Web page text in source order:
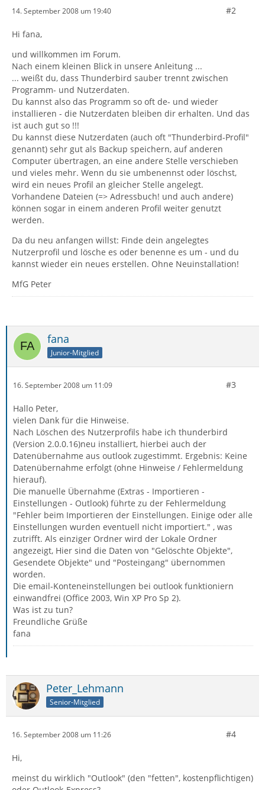
14. September 2008 um 19:40 #2
Hi fana,
und willkommen im Forum.
Nach einem kleinen Blick in unsere Anleitung ...
... weißt du, dass Thunderbird sauber trennt zwischen
Programm- und Nutzerdaten.
Du kannst also das Programm so oft de- und wieder
installieren - die Nutzerdaten bleiben dir erhalten. Und das
ist auch gut so !!!
Du kannst diese Nutzerdaten (auch oft "Thunderbird-Profil"
genannt) sehr gut als Backup speichern, auf anderen
Computer übertragen, an eine andere Stelle verschieben
und vieles mehr. Wenn du sie umbenennst oder löschst,
wird ein neues Profil an gleicher Stelle angelegt.
Vorhandene Dateien (=> Adressbuch! und auch andere)
können sogar in einem anderen Profil weiter genutzt
werden.
Da du neu anfangen willst: Finde dein angelegtes
Nutzerprofil und lösche es oder benenne es um - und du
kannst wieder ein neues erstellen. Ohne Neuinstallation!
MfG Peter
fana
Junior-Mitglied
16. September 2008 um 11:09 #3
Hallo Peter,
vielen Dank für die Hinweise.
Nach Löschen des Nutzerprofils habe ich thunderbird
(Version 2.0.0.16)neu installiert, hierbei auch der
Datenübernahme aus outlook zugestimmt. Ergebnis: Keine
Datenübernahme erfolgt (ohne Hinweise / Fehlermeldung
hierauf).
Die manuelle Übernahme (Extras - Importieren -
Einstellungen - Outlook) führte zu der Fehlermeldung
"Fehler beim Importieren der Einstellungen. Einige oder alle
Einstellungen wurden eventuell nicht importiert." , was
zutrifft. Als einziger Ordner wird der Lokale Ordner
angezeigt, Hier sind die Daten von "Gelöschte Objekte",
Gesendete Objekte" und "Posteingang" übernommen
worden.
Die email-Konteneinstellungen bei outlook funktioniern
einwandfrei (Office 2003, Win XP Pro Sp 2).
Was ist zu tun?
Freundliche Grüße
fana
Peter_Lehmann
Senior-Mitglied
16. September 2008 um 11:26 #4
Hi,
meinst du wirklich "Outlook" (den "fetten", kostenpflichtigen)